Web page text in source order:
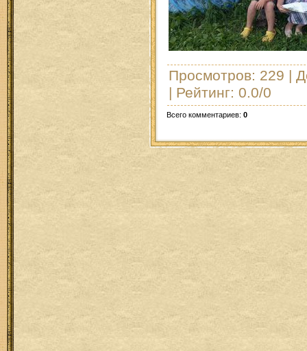
Просмотров: 229 |
| Рейтинг: 0.0/0
Всего комментариев: 0